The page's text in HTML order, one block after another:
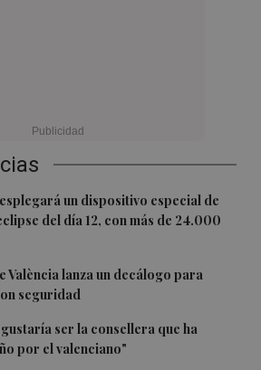
un dispositivo especial de
del día 12, con más de 24.000
València lanza un decálogo para
seguridad
ser la consellera que ha
por el valenciano"